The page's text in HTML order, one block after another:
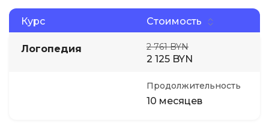
Курс Стоимость
Логопедия 2 761 BYN
2 125 BYN
Продолжительность
10 месяцев